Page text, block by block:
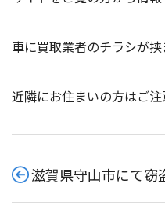
車に買取業者のチラシが挟
近隣にお住まいの方はご注
滋賀県守山市にて窃